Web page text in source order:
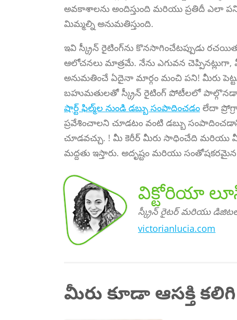
అవకాశాలను అందిస్తుంది మరియు ప్రతిదీ ఎలా
మిమ్మల్ని అనుమతిస్తుంది.
ఇవి స్క్రీన్ రైటింగ్‌ను కొనసాగించేటప్పుడు
ఆలోచనలు మాత్రమే. నేను ఎగువన చెప్పినట్లుగా,
అనుమతించే ఏదైనా మార్గం మంచి పని! మీరు
బహుమతులతో స్క్రీన్ రైటింగ్ పోటీలలో
షార్ట్ ఫిల్మ్‌ల నుండి డబ్బు సంపాదించడం లేదా
ప్రవేశించాలని చూడటం వంటి డబ్బు
చూడవచ్చు. ! మీ కెరీర్ మీరు సాధించేది మరియు
మద్దతు ఇస్తారు. అదృష్టం మరియు
విక్టోరి
యా
లూసి
యా,
స్క్రీన్
రైటర్ మరి
యు
డిజిటల్
కంటెంట్
క్రియేటర్
విక్టోరియా
స్క్రీన్ రైటర్ మరియు
victorianlucia.com
మీరు కూడా ఆసక్తి